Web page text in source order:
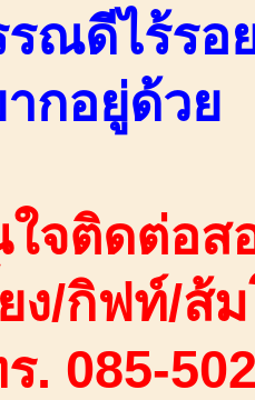
ณดีไร้รอ
กอยู่ด้วย
จติดต่อส
ง/กิฟท์/ส้
. 085-